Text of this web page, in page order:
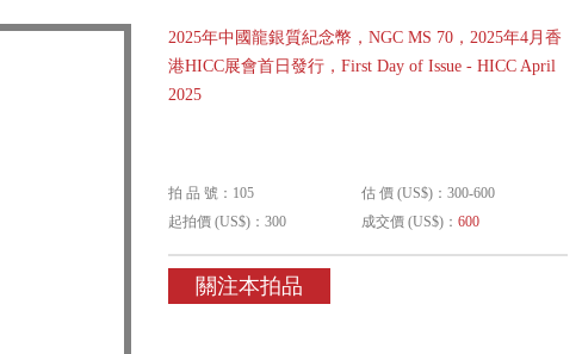
2025年中國龍銀質紀念幣，NGC MS 70，2025年4月香
港HICC展會首日發行，First Day of Issue - HICC April
2025
拍 品 號：105
估 價 (US$)：300-600
起拍價 (US$)：300
成交價 (US$)： 600
關注本拍品